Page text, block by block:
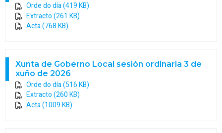
Orde do día (419 KB)
Extracto (261 KB)
Acta (768 KB)
Xunta de Goberno Local sesión ordinaria 3 de
xuño de 2026
Orde do día (516 KB)
Extracto (260 KB)
Acta (1009 KB)